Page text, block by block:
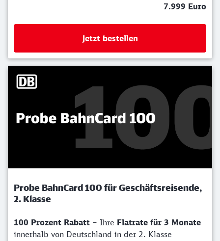
7.999 Euro
Jetzt bestellen
Probe BahnCard 100 für Geschäftsreisende,
2. Klasse
100 Prozent Rabatt – Ihre Flatrate für 3 Monate
innerhalb von Deutschland in der 2. Klasse